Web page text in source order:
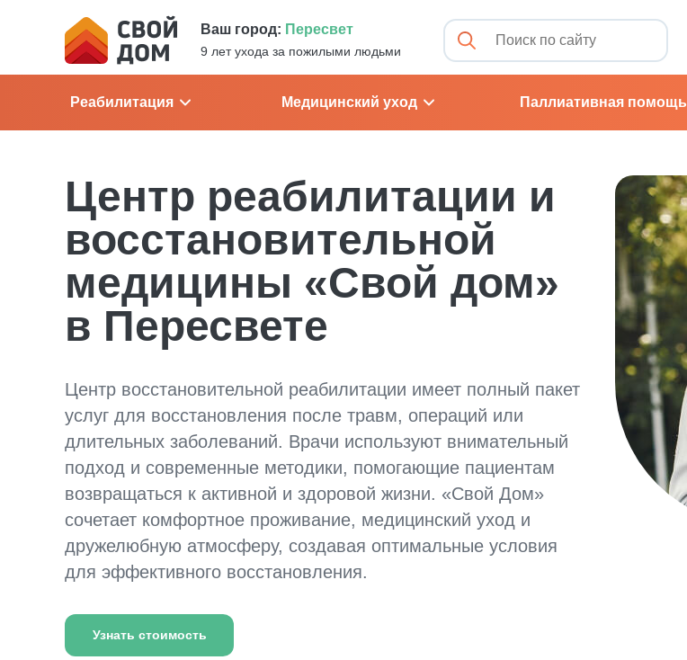
Ваш город: Пересвет
9 лет ухода за пожилыми людьми
Реабилитация Медицинский уход Паллиативная помощь
Центр реабилитации и
восстановительной
медицины «Свой дом»
в Пересвете
Центр восстановительной реабилитации имеет полный пакет
услуг для восстановления после травм, операций или
длительных заболеваний. Врачи используют внимательный
подход и современные методики, помогающие пациентам
возвращаться к активной и здоровой жизни. «Свой Дом»
сочетает комфортное проживание, медицинский уход и
дружелюбную атмосферу, создавая оптимальные условия
для эффективного восстановления.
Узнать стоимость